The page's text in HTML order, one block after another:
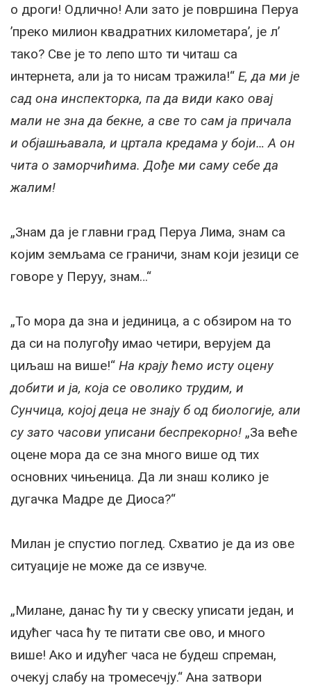
о дроги! Одлично! Али зато је површина Перуа
’преко милион квадратних километара’, је л’
тако? Све је то лепо што ти читаш са
интернета, али ја то нисам тражила!“ Е, да ми је
сад она инспекторка, па да види како овај
мали не зна да бекне, а све то сам ја причала
и објашњавала, и цртала кредама у боји… А он
чита о заморчићима. Дође ми саму себе да
жалим!
„Знам да је главни град Перуа Лима, знам са
којим земљама се граничи, знам који језици се
говоре у Перуу, знам…“
„То мора да зна и јединица, а с обзиром на то
да си на полугођу имао четири, верујем да
циљаш на више!“ На крају ћемо исту оцену
добити и ја, која се оволико трудим, и
Сунчица, којој деца не знају б од биологије, али
су зато часови уписани беспрекорно! „За веће
оцене мора да се зна много више од тих
основних чињеница. Да ли знаш колико је
дугачка Мадре де Диоса?“
Милан је спустио поглед. Схватио је да из ове
ситуације не може да се извуче.
„Милане, данас ћу ти у свеску уписати један, и
идућег часа ћу те питати све ово, и много
више! Ако и идућег часа не будеш спреман,
очекуј слабу на тромесечју.“ Ана затвори